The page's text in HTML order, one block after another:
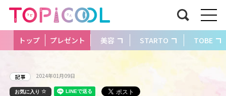
トップ プレゼント 美容 STARTO TOBE
記事 2024年01月09日
お気に入り